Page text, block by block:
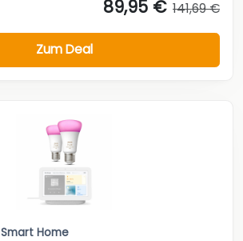
89,95 € 141,69 €
Zum Deal
Smart Home